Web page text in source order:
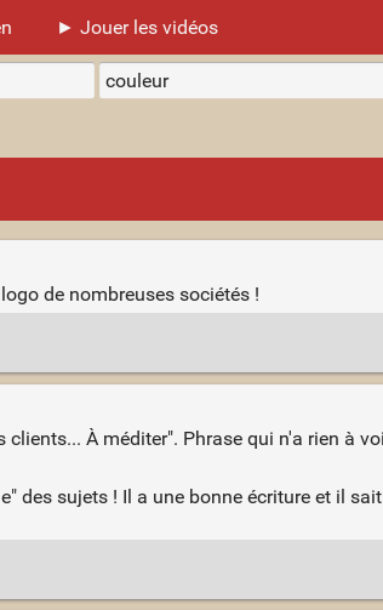
► Jouer les vidéos
de nombreuses sociétés !
À méditer". Phrase qui n'a rien à
des sujets ! Il a une bonne écriture et il